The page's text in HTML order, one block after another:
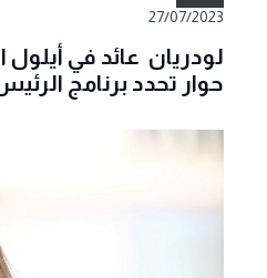
27/07/2023
لودريان عائد في
حوار تحدد برنامج